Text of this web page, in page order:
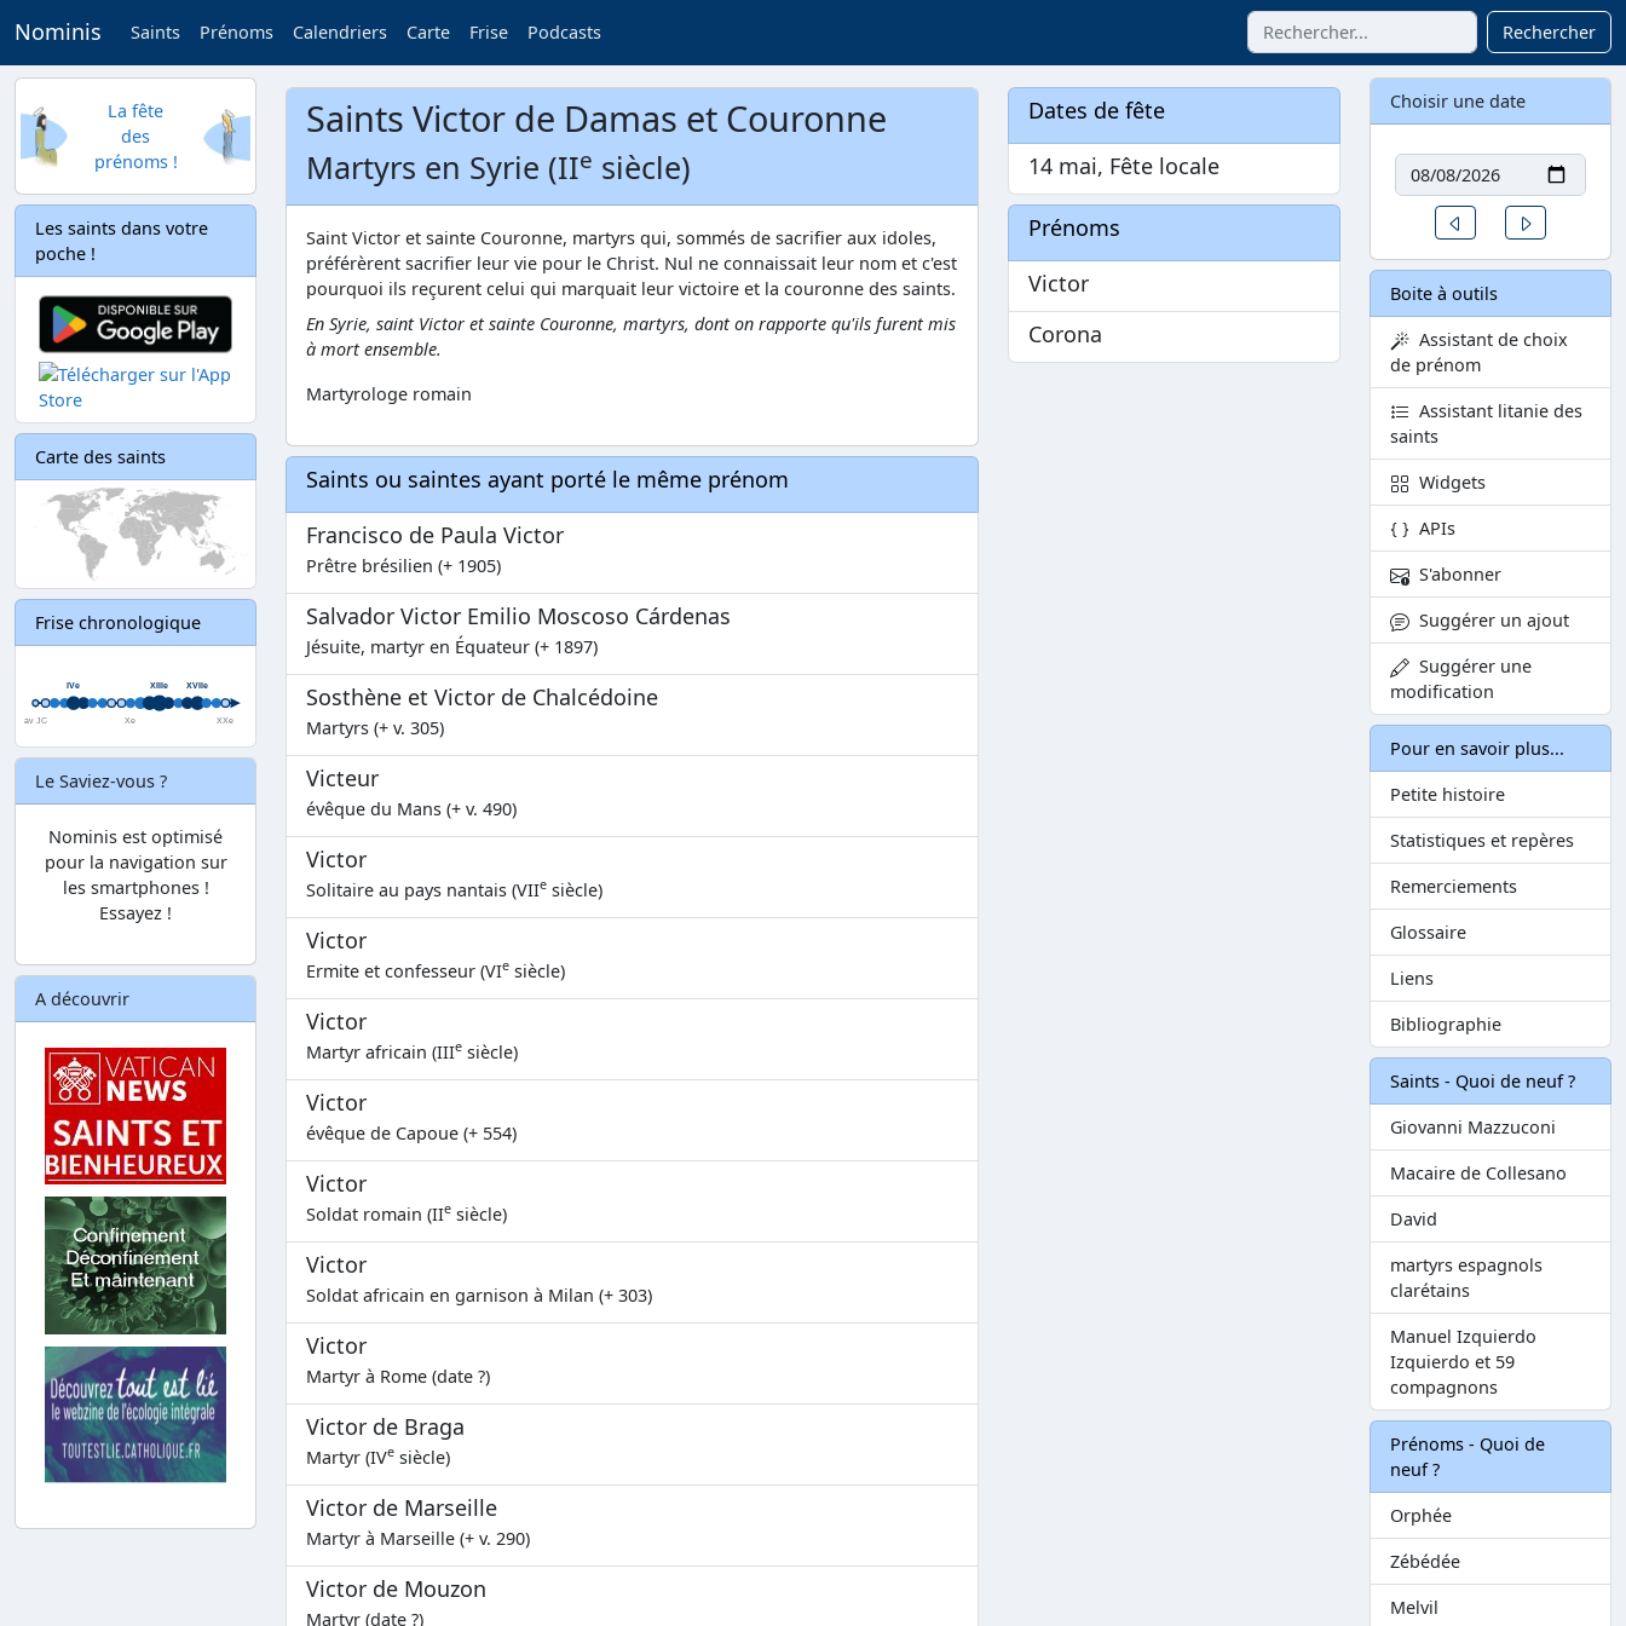
Nominis Saints Prénoms Calendriers Carte Frise Podcasts Rechercher
La fête
des
prénoms !
Les saints dans votre
poche !
Carte des saints
Frise chronologique
Le Saviez-vous ?
Nominis est optimisé
pour la navigation sur
les smartphones !
Essayez !
A découvrir
Saints Victor de Damas et Couronne
Martyrs en Syrie (IIe siècle)
Saint Victor et sainte Couronne, martyrs qui, sommés de sacrifier aux idoles,
préférèrent sacrifier leur vie pour le Christ. Nul ne connaissait leur nom et c'est
pourquoi ils reçurent celui qui marquait leur victoire et la couronne des saints.
En Syrie, saint Victor et sainte Couronne, martyrs, dont on rapporte qu'ils furent mis
à mort ensemble.
Martyrologe romain
Saints ou saintes ayant porté le même prénom
Francisco de Paula Victor
Prêtre brésilien (+ 1905)
Salvador Victor Emilio Moscoso Cárdenas
Jésuite, martyr en Équateur (+ 1897)
Sosthène et Victor de Chalcédoine
Martyrs (+ v. 305)
Victeur
évêque du Mans (+ v. 490)
Victor
Solitaire au pays nantais (VIIe siècle)
Victor
Ermite et confesseur (VIe siècle)
Victor
Martyr africain (IIIe siècle)
Victor
évêque de Capoue (+ 554)
Victor
Soldat romain (IIe siècle)
Victor
Soldat africain en garnison à Milan (+ 303)
Victor
Martyr à Rome (date ?)
Victor de Braga
Martyr (IVe siècle)
Victor de Marseille
Martyr à Marseille (+ v. 290)
Victor de Mouzon
Martyr (date ?)
Dates de fête
14 mai, Fête locale
Prénoms
Victor
Corona
Choisir une date
Date
Un jour avant
Boite à outils
Assistant de choix
de prénom
Assistant litanie des
saints
Widgets
APIs
S'abonner
Suggérer un ajout
Suggérer une
modification
Pour en savoir plus...
Petite histoire
Statistiques et repères
Remerciements
Glossaire
Liens
Bibliographie
Saints - Quoi de neuf ?
Giovanni Mazzuconi
Macaire de Collesano
David
martyrs espagnols
clarétains
Manuel Izquierdo
Izquierdo et 59
compagnons
Prénoms - Quoi de
neuf ?
Orphée
Zébédée
Melvil